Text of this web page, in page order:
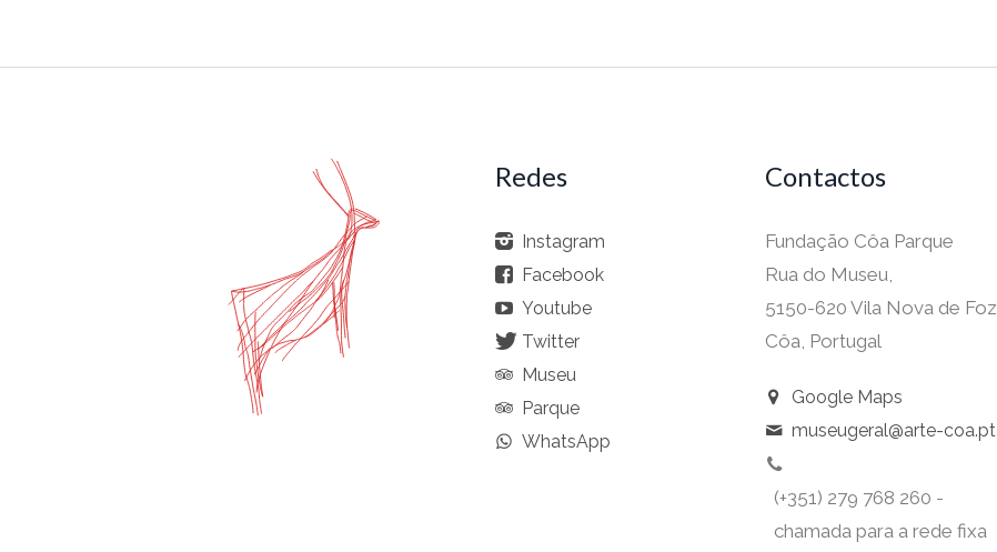
Redes
Instagram
Facebook
Youtube
Twitter
Museu
Parque
WhatsApp
Contactos
Fundação Côa Parque
Rua do Museu,
5150-620 Vila Nova de Foz
Côa, Portugal
Google Maps
museugeral@arte-coa.pt
(+351) 279 768 260 -
chamada para a rede fixa